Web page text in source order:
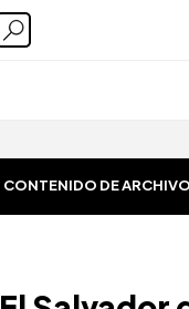
CONTENIDO DE